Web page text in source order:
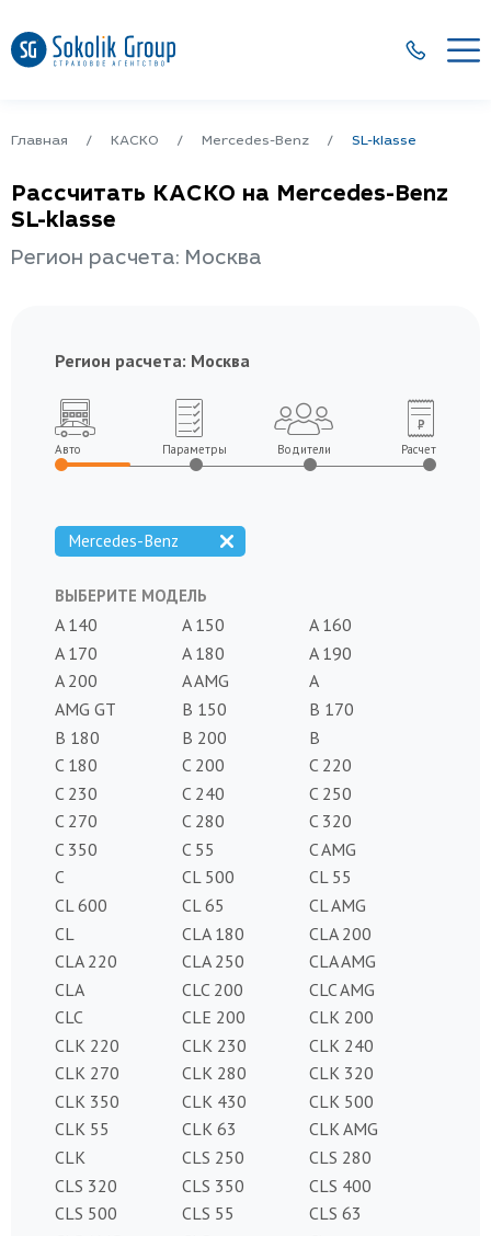
Главная КАСКО Mercedes-Benz SL-klasse
Рассчитать КАСКО на Mercedes-Benz
SL-klasse
Регион расчета: Москва
Регион расчета: Москва
Авто Параметры Водители Расчет
Mercedes-Benz
ВЫБЕРИТЕ МОДЕЛЬ
A 140 A 150
A 160
A 170
A 180
A 190
A 200
A AMG
A
AMG GT
B 150
B 170
B 180
B 200
B
C 180
C 200
C 220
C 230
C 240
C 250
C 270
C 280
C 320
C 350
C 55
C AMG
C
CL 500
CL 55
CL 600
CL 65
CL AMG
CL
CLA 180
CLA 200
CLA 220
CLA 250
CLA AMG
CLA
CLC 200
CLC AMG
CLC
CLE 200
CLK 200
CLK 220
CLK 230
CLK 240
CLK 270
CLK 280
CLK 320
CLK 350
CLK 430
CLK 500
CLK 55
CLK 63
CLK AMG
CLK
CLS 250
CLS 280
CLS 320
CLS 350
CLS 400
CLS 500
CLS 55
CLS 63